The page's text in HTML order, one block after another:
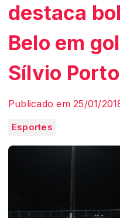
destaca
Belo em
Sílvio Porto
Publicado em 25/01/
Esportes